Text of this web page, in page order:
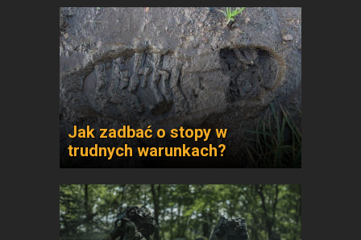
Jak zadbać o stopy w
trudnych warunkach?